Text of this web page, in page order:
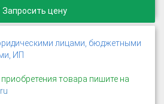
Запросить цену
лицами, бюджетными
ИП
товара пишите на